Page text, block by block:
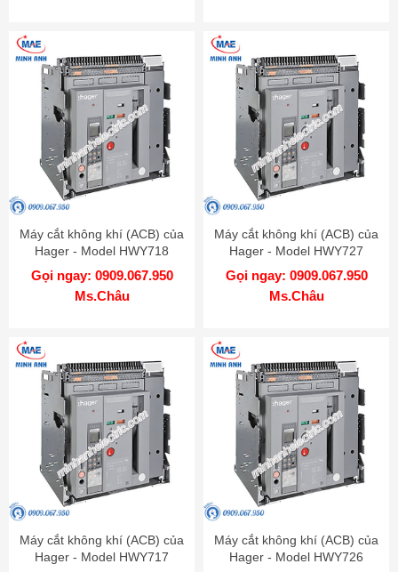
Máy cắt không khí (ACB) của
Hager - Model HWY718
Gọi ngay: 0909.067.950
Ms.Châu
Máy cắt không khí (ACB) của
Hager - Model HWY727
Gọi ngay: 0909.067.950
Ms.Châu
Máy cắt không khí (ACB) của
Hager - Model HWY717
Máy cắt không khí (ACB) của
Hager - Model HWY726